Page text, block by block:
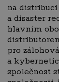
na
a disaster
hlavním
pro
a
společnost